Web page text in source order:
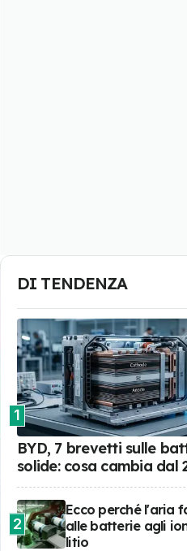
DI TENDENZA
1
BYD, 7 brevetti sulle
solide: cosa cambia dal
2
Ecco perché l'aria
alle batterie agli
litio